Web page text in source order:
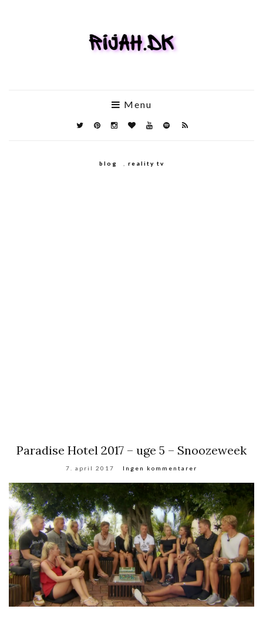
Menu
blog , reality tv
Paradise Hotel 2017 – uge 5 – Snoozeweek
7. april 2017 Ingen kommentarer